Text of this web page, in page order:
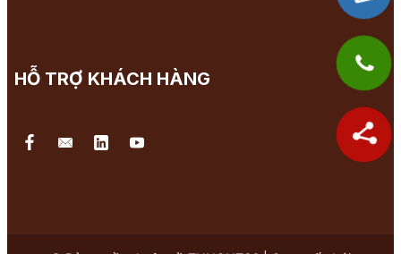
HỖ TRỢ KHÁCH HÀNG